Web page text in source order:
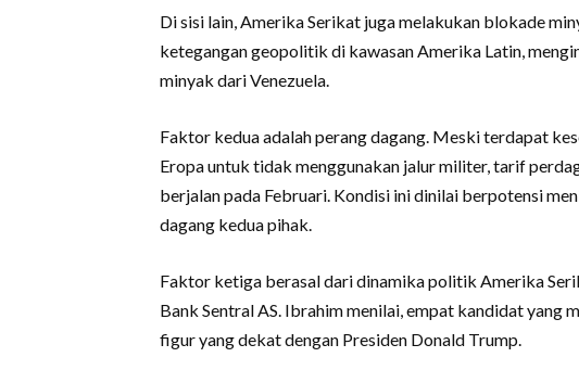
Di sisi lain, Amerika Serikat juga melakukan blokade
ketegangan geopolitik di kawasan Amerika Latin,
minyak dari Venezuela.
Faktor kedua adalah perang dagang. Meski terdapat
Eropa untuk tidak menggunakan jalur militer, tarif
berjalan pada Februari. Kondisi ini dinilai berpotensi
dagang kedua pihak.
Faktor ketiga berasal dari dinamika politik Amerika
Bank Sentral AS. Ibrahim menilai, empat kandidat yang
figur yang dekat dengan Presiden Donald Trump.